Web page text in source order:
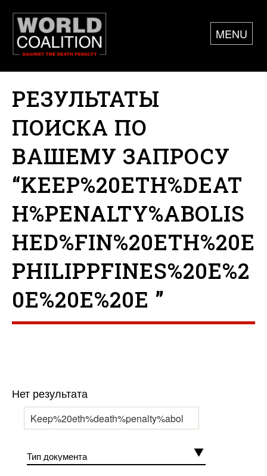
MENU
РЕЗУЛЬТАТЫ
ПОИСКА ПО
ВАШЕМУ ЗАПРОСУ
“KEEP%20ETH%DEAT
H%PENALTY%ABOLIS
HED%FIN%20ETH%20E
PHILIPPFINES%20E%2
0E%20E%20E ”
Нет результата